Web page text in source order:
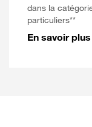
dans la
particuliers**
En savoir plus